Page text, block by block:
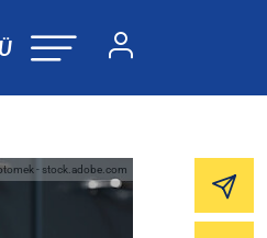
- stock.adobe.com